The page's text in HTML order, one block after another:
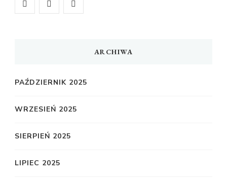
ARCHIWA
PAŹDZIERNIK 2025
WRZESIEŃ 2025
SIERPIEŃ 2025
LIPIEC 2025